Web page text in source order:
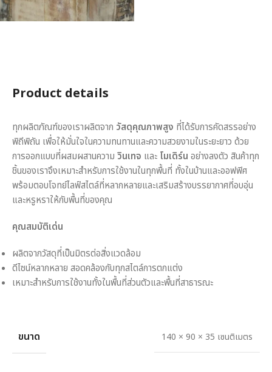
Product details
ทุกผลิตภัณฑ์ของเราผลิตจาก วัสดุคุณภาพสูง ที่ได้รับการคัดสรรอย่าง
พิถีพิถัน เพื่อให้มั่นใจในความทนทานและความสวยงามในระยะยาว ด้วย
การออกแบบที่ผสมผสานความ วินเทจ และ โมเดิร์น อย่างลงตัว สินค้าทุก
ชิ้นของเราจึงเหมาะสำหรับการใช้งานในทุกพื้นที่ ทั้งในบ้านและออฟฟิศ
พร้อมตอบโจทย์ไลฟ์สไตล์ที่หลากหลายและเสริมสร้างบรรยากาศที่อบอุ่น
และหรูหราให้กับพื้นที่ของคุณ
คุณสมบัติเด่น
ผลิตจากวัสดุที่เป็นมิตรต่อสิ่งแวดล้อม
ดีไซน์หลากหลาย สอดคล้องกับทุกสไตล์การตกแต่ง
เหมาะสำหรับการใช้งานทั้งในพื้นที่ส่วนตัวและพื้นที่สาธารณะ
ขนาด 140 × 90 × 35 เซนติเมตร